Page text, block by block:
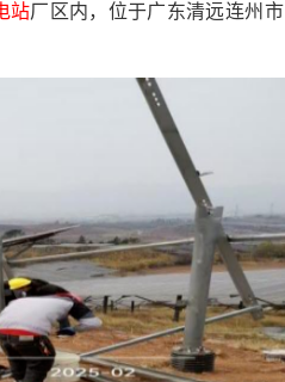
站厂区内，位于广东清远连州市